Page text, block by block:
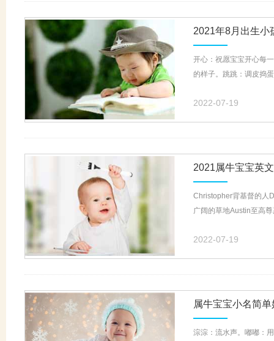
2021年8月出生小
开心：祝愿宝宝开心每
的样子。跳跳：调皮捣
2022-07-19
2021属牛宝宝英
Christopher背基督的人
广阔的草地Austin至高
2022-07-19
属牛宝宝小名简单
淙淙：流水声。嘟嘟：